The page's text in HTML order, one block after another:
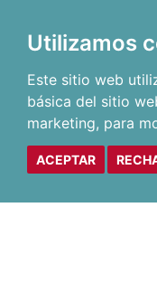
Utilizamos
Este sitio web
básica del sitio
marketing, para
ACEPTAR